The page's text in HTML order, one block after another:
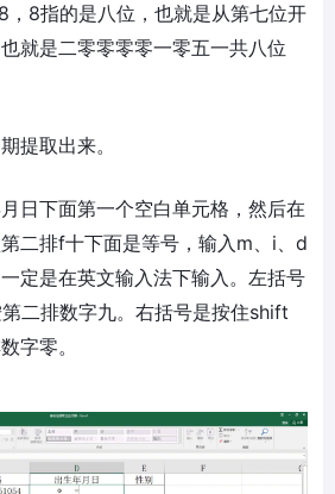
，8指的是八位，也就是从第七位开
就是二零零零零一零五一共八位
提取出来。
日下面第一个空白单元格，然后在
二排f十下面是等号，输入m、i、d
定是在英文输入法下输入。左括号
二排数字九。右括号是按住shift
字零。